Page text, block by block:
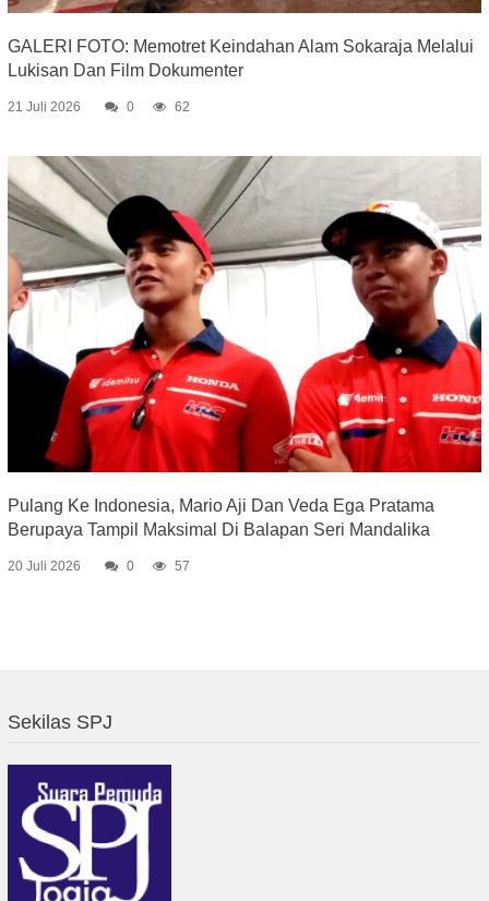
GALERI FOTO: Memotret Keindahan Alam Sokaraja Melalui
Lukisan Dan Film Dokumenter
21 Juli 2026 0 62
Pulang Ke Indonesia, Mario Aji Dan Veda Ega Pratama
Berupaya Tampil Maksimal Di Balapan Seri Mandalika
20 Juli 2026 0 57
Sekilas SPJ